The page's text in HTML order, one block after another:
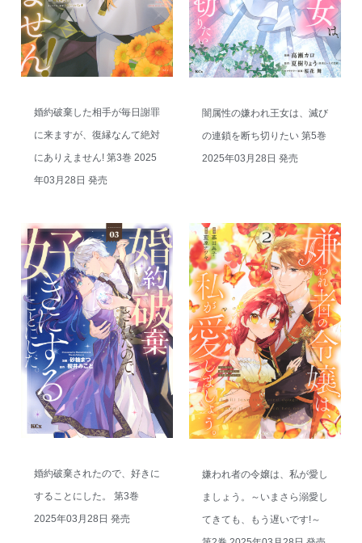
婚約破棄した相手が毎日謝罪
に来ますが、復縁なんて絶対
にありえません! 第3巻 2025
年03月28日 発売
闇属性の嫌われ王女は、滅び
の連鎖を断ち切りたい 第5巻
2025年03月28日 発売
婚約破棄されたので、好きに
することにした。 第3巻
2025年03月28日 発売
嫌われ者の令嬢は、私が愛し
ましょう。～いまさら溺愛し
てきても、もう遅いです!～